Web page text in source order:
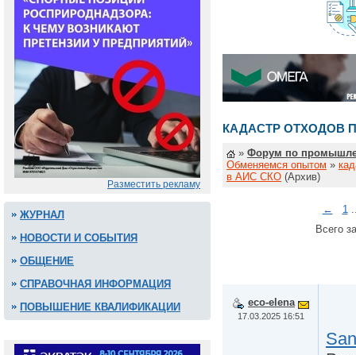
Разместить рекламу
ЖУРНАЛ
НОВОСТИ И СОБЫТИЯ
ОБЩЕНИЕ
СПРАВОЧНАЯ ИНФОРМАЦИЯ
ПОВЫШЕНИЕ КВАЛИФИКАЦИИ
КАДАСТР ОТХОДОВ
» Форум по
Обменяемся опытом »
в АИС СКО (Архив)
← 1
Всего
eco-elena
17.03.2025 16:51